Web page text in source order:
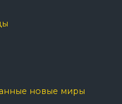
новые миры